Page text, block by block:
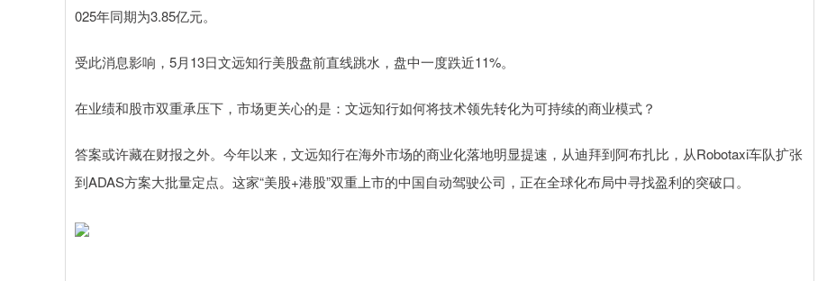
025年同期为3.85亿元。
受此消息影响，5月13日文远知行美股盘前直线跳水，盘中一度跌近11%。
在业绩和股市双重承压下，市场更关心的是：文远知行如何将技术领先转化为可持续的商业模式？
答案或许藏在财报之外。今年以来，文远知行在海外市场的商业化落地明显提速，从迪拜到阿布扎比，从Robotaxi车队扩张
到ADAS方案大批量定点。这家“美股+港股”双重上市的中国自动驾驶公司，正在全球化布局中寻找盈利的突破口。